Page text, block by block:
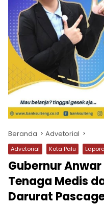
Beranda Advetorial
Advetorial Kota Palu
Gubernur
Tenaga Medis
Darurat